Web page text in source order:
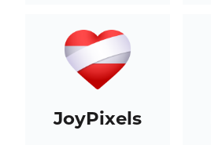
JoyPixels